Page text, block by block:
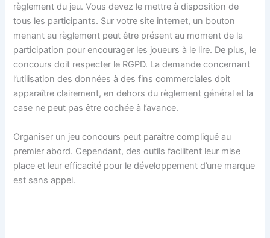
règlement du jeu. Vous devez le mettre à disposition de
tous les participants. Sur votre site internet, un bouton
menant au règlement peut être présent au moment de la
participation pour encourager les joueurs à le lire. De plus, le
concours doit respecter le RGPD. La demande concernant
l’utilisation des données à des fins commerciales doit
apparaître clairement, en dehors du règlement général et la
case ne peut pas être cochée à l’avance.
Organiser un jeu concours peut paraître compliqué au
premier abord. Cependant, des outils facilitent leur mise
place et leur efficacité pour le développement d’une marque
est sans appel.